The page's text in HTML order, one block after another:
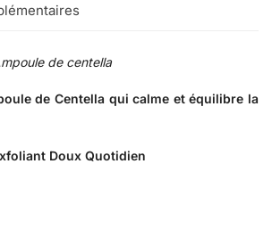
de centella
de Centella qui calme et équilibre la
Doux Quotidien